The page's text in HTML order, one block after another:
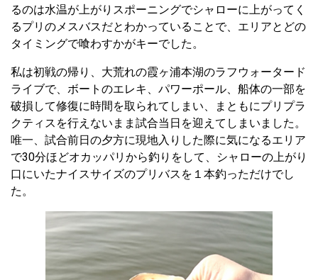
るのは水温が上がりスポーニングでシャローに上がってく
るプリのメスバスだとわかっていることで、エリアとどの
タイミングで喰わすかがキーでした。
私は初戦の帰り、大荒れの霞ヶ浦本湖のラフウォータード
ライブで、ボートのエレキ、パワーポール、船体の一部を
破損して修復に時間を取られてしまい、まともにプリプラ
クティスを行えないまま試合当日を迎えてしまいました。
唯一、試合前日の夕方に現地入りした際に気になるエリア
で30分ほどオカッパリから釣りをして、シャローの上がり
口にいたナイスサイズのプリバスを１本釣っただけでし
た。